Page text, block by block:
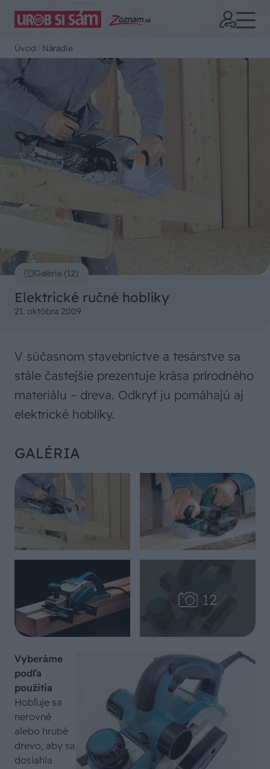
Úvod Náradie
Galéria (12)
Elektrické ručné hoblíky
21. októbra 2009
V súčasnom stavebníctve a tesárstve sa
stále častejšie prezentuje krása prírodného
materiálu – dreva. Odkryť ju pomáhajú aj
elektrické hoblíky.
GALÉRIA
Vyberáme
podľa
použitia
Hobľuje sa
nerovné
alebo hrubé
drevo, aby sa
dosiahla